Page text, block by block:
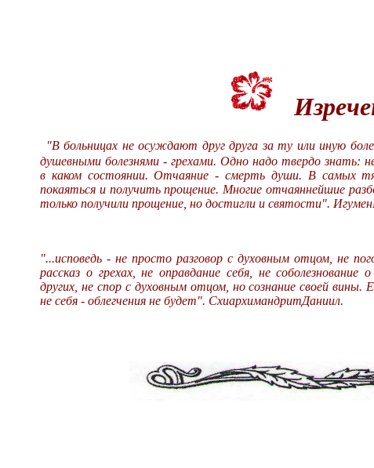
"В больницах не осуждают друг друга за ту или иную
душевными болезнями - грехами. Одно надо твердо знать:
в каком состоянии. Отчаяние - смерть души. В самых
покаяться и получить прощение. Многие отчаяннейшие
только получили прощение, но достигли и святости".
"...исповедь - не просто разговор с духовным отцом, не
рассказ о грехах, не оправдание себя, не
других, не спор с духовным отцом, но сознание своей вины.
не себя - облегчения не будет". СхиархимандритДаниил.